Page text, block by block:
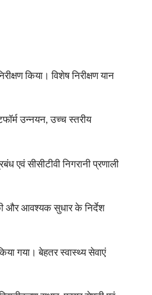
किया। विशेष निरीक्षण यान
उन्नयन, उच्च स्तरीय
एवं सीसीटीवी निगरानी प्रणाली
और आवश्यक सुधार के निर्देश
गया। बेहतर स्वास्थ्य सेवाएं